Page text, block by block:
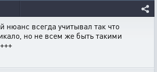
нюанс всегда учитывал так что
но не всем же быть такими